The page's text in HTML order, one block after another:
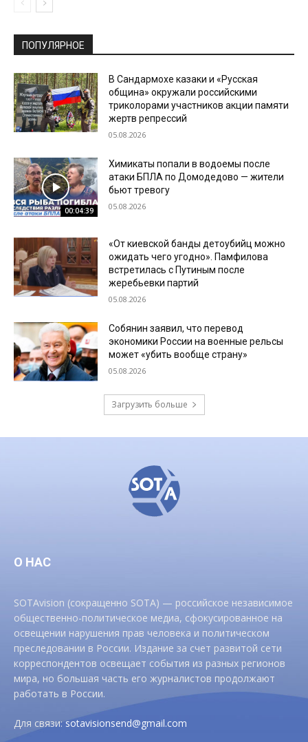
ПОПУЛЯРНОЕ
В Сандармохе казаки и «Русская
община» окружали российскими
триколорами участников акции памяти
жертв репрессий
05.08.2026
00:04:39
Химикаты попали в водоемы после
атаки БПЛА по Домодедово — жители
бьют тревогу
05.08.2026
«От киевской банды детоубийц можно
ожидать чего угодно». Памфилова
встретилась с Путиным после
жеребьевки партий
05.08.2026
Собянин заявил, что перевод
экономики России на военные рельсы
может «убить вообще страну»
05.08.2026
Загрузить больше
О НАС
SOTAvision (сокращенно SOTA) — российское независимое
общественно-политическое медиа, сфокусированное на
освещении нарушения прав человека и политическом
преследовании в России. Издание за счет развитой сети
корреспондентов освещает события из разных регионов
мира, но большая часть его журналистов продолжают
работать в России.
Для связи:sotavisionsend@gmail.com